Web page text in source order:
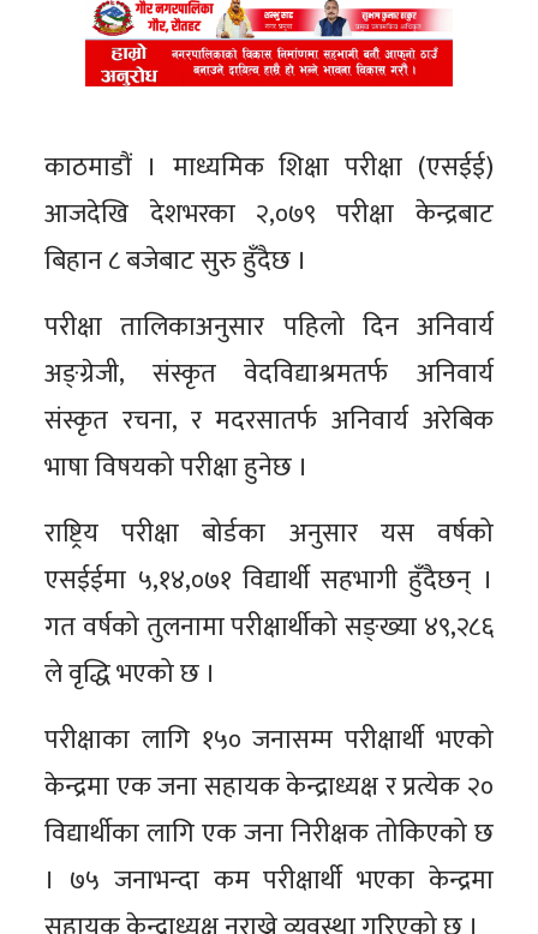
काठमाडौं । माध्यमिक शिक्षा परीक्षा (एसईई)
आजदेखि देशभरका २,०७९ परीक्षा केन्द्रबाट
बिहान ८ बजेबाट सुरु हुँदैछ ।
परीक्षा तालिकाअनुसार पहिलो दिन अनिवार्य
अङ्ग्रेजी, संस्कृत वेदविद्याश्रमतर्फ अनिवार्य
संस्कृत रचना, र मदरसातर्फ अनिवार्य अरेबिक
भाषा विषयको परीक्षा हुनेछ ।
राष्ट्रिय परीक्षा बोर्डका अनुसार यस वर्षको
एसईईमा ५,१४,०७१ विद्यार्थी सहभागी हुँदैछन् ।
गत वर्षको तुलनामा परीक्षार्थीको सङ्ख्या ४९,२८६
ले वृद्धि भएको छ ।
परीक्षाका लागि १५० जनासम्म परीक्षार्थी भएको
केन्द्रमा एक जना सहायक केन्द्राध्यक्ष र प्रत्येक २०
विद्यार्थीका लागि एक जना निरीक्षक तोकिएको छ
। ७५ जनाभन्दा कम परीक्षार्थी भएका केन्द्रमा